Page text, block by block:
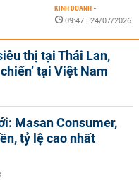
KINH DOANH -
09:47 | 24/07/2026
thị tại Thái Lan,
tại Việt Nam
Masan Consumer,
tỷ lệ cao nhất